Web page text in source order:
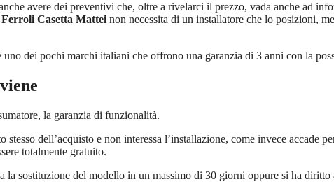
avere dei preventivi che, oltre a rivelarci il prezzo, vada anche ad
Casetta Mattei non necessita di un installatore che lo posizioni,
dei pochi marchi italiani che offrono una garanzia di 3 anni con la
la garanzia di funzionalità.
stesso dell’acquisto e non interessa l’installazione, come invece accade
totalmente gratuito.
sostituzione del modello in un massimo di 30 giorni oppure si ha diritto